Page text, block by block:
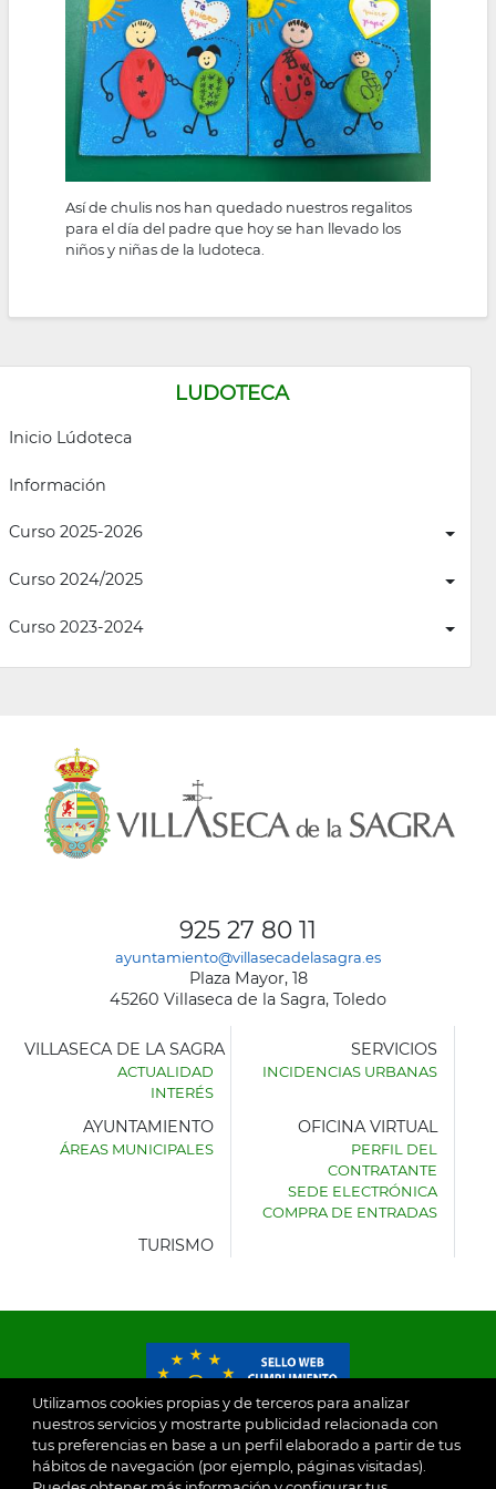
navegación
LUDOTECA
Inicio Lúdoteca
Información
Curso 2025-2026
Curso 2024/2025
Curso 2023-2024
Así de chulis nos han quedado nuestros regalitos
para el día del padre que hoy se han llevado los
niños y niñas de la ludoteca.
Utilizamos cookies propias y de terceros para analizar
nuestros servicios y mostrarte publicidad relacionada con
tus preferencias en base a un perfil elaborado a partir de tus
hábitos de navegación (por ejemplo, páginas visitadas).
925 27 80 11
ayuntamiento@villasecadelasagra.es
Plaza Mayor, 18
45260 Villaseca de la Sagra, Toledo
AYUNTAMIENTO
VILLASECA DE LA SAGRA
ACTUALIDAD
INTERÉS
SERVICIOS
INCIDENCIAS URBANAS
AYUNTAMIENTO
ÁREAS MUNICIPALES
OFICINA VIRTUAL
PERFIL DEL
CONTRATANTE
SEDE ELECTRÓNICA
COMPRA DE ENTRADAS
TURISMO
© 2026